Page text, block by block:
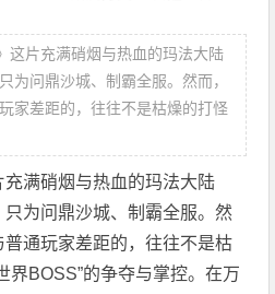
片充满硝烟与热血的玛法大陆
为问鼎沙城、制霸全服。然而，
家差距的，往往不是枯燥的打怪
满硝烟与热血的玛法大陆
只为问鼎沙城、制霸全服。然
通玩家差距的，往往不是枯
界BOSS”的争夺与掌控。在万